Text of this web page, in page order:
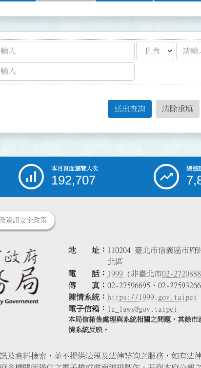
送出查詢 清除重填
本月頁面瀏覽人次
192,707
總造
資訊安全政策
地 址
110204 臺北市信義區市府
北區
電 話
1999 (非臺北市02-
傳 真
02-27596695、02-27593266
陳情系統
https://1999.gov.taipei
電子信箱
la_laws@gov.taipei
本局信箱係處理與系統相關之問題，其餘市
情系統反映。
及資料檢索，並不提供法規及法律諮詢之服務，如有法